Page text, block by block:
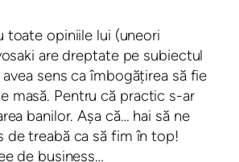
toate opiniile lui (uneori
are dreptate pe subiectul
avea sens ca îmbogățirea să fie
masă. Pentru că practic s-ar
banilor. Așa că… hai să ne
de treabă ca să fim în top!
de business…